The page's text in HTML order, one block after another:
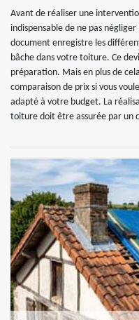
Avant de réaliser une
indispensable de ne pas
document enregistre les
bâche dans votre toiture. Ce
préparation. Mais en plus de
comparaison de prix si vous
adapté à votre budget. La
toiture doit être assurée par un